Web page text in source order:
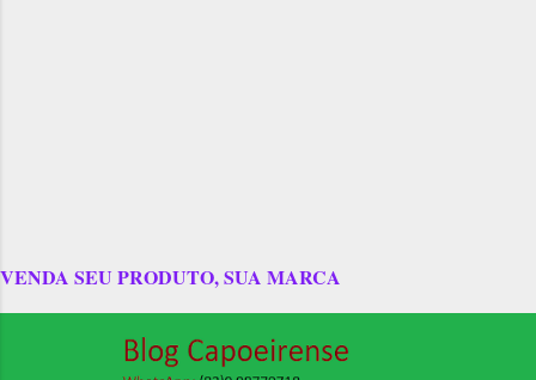
VENDA SEU PRODUTO, SUA MARCA